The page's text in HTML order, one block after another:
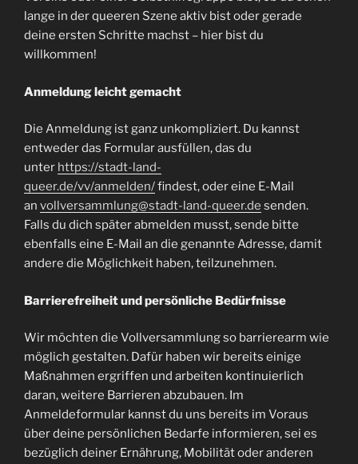
lange in der queeren Szene aktiv bist oder gerade
deine ersten Schritte machst – hier bist du
willkommen!
Anmeldung leicht gemacht
Die Anmeldung ist ganz unkompliziert. Du kannst
entweder das Formular ausfüllen, das du
unter https://stadt-land-
queer.de/vv/anmelden/findest, oder eine E-Mail
an vollversammlung@stadt-land-queer.de senden.
Falls du dich später abmelden musst, sende bitte
ebenfalls eine E-Mail an die genannte Adresse, damit
andere die Möglichkeit haben, teilzunehmen.
Barrierefreiheit und persönliche Bedürfnisse
Wir möchten die Vollversammlung so barrierearm wie
möglich gestalten. Dafür haben wir bereits einige
Maßnahmen ergriffen und arbeiten kontinuierlich
daran, weitere Barrieren abzubauen. Im
Anmeldeformular kannst du uns bereits im Voraus
über deine persönlichen Bedarfe informieren, sei es
bezüglich deiner Ernährung, Mobilität oder anderen